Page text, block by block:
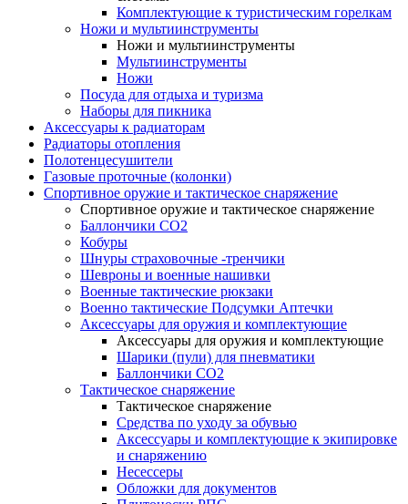
Комплектующие к туристическим горелкам
Ножи и мультиинструменты
Ножи и мультиинструменты
Мультиинструменты
Ножи
Посуда для отдыха и туризма
Наборы для пикника
Аксессуары к радиаторам
Радиаторы отопления
Полотенцесушители
Газовые проточные (колонки)
Спортивное оружие и тактическое снаряжение
Спортивное оружие и тактическое снаряжение
Баллончики CO2
Кобуры
Шнуры страховочные -тренчики
Шевроны и военные нашивки
Военные тактические рюкзаки
Военно тактические Подсумки Аптечки
Аксессуары для оружия и комплектующие
Аксессуары для оружия и комплектующие
Шарики (пули) для пневматики
Баллончики CO2
Тактическое снаряжение
Тактическое снаряжение
Средства по уходу за обувью
Аксессуары и комплектующие к экипировке
и снаряжению
Несессеры
Обложки для документов